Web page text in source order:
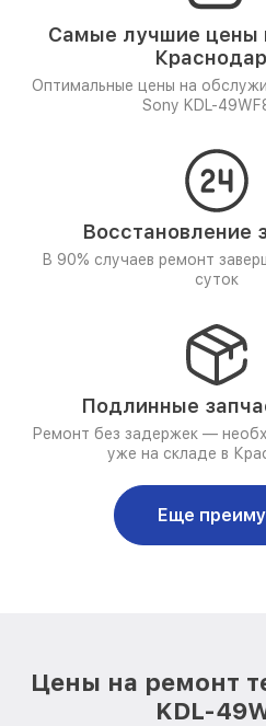
Самые лучшие цены
Оптимальные цены на
Sony KDL-
Восстановление
В 90% случаев ремонт
суток
Подлинные
Ремонт без задержек —
уже на складе в
Еще
Цены на ремонт
KDL-